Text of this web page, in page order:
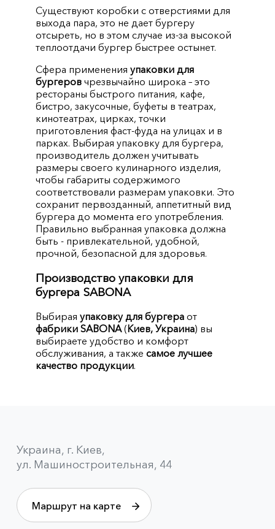
Существуют коробки с отверстиями для
выхода пара, это не дает бургеру
отсыреть, но в этом случае из-за высокой
теплоотдачи бургер быстрее остынет.
Сфера примененияупаковки для
бургеров чрезвычайно широка – это
рестораны быстрого питания, кафе,
бистро, закусочные, буфеты в театрах,
кинотеатрах, цирках, точки
приготовления фаст-фуда на улицах и в
парках. Выбирая упаковку для бургера,
производитель должен учитывать
размеры своего кулинарного изделия,
чтобы габариты содержимого
соответствовали размерам упаковки. Это
сохранит первозданный, аппетитный вид
бургера до момента его употребления.
Правильно выбранная упаковка должна
быть - привлекательной, удобной,
прочной, безопасной для здоровья.
Производство упаковки для
бургера SABONA
Выбираяупаковку для бургера от
фабрики SABONA(Киев, Украина) вы
выбираете удобство и комфорт
обслуживания, а такжесамое лучшее
качество продукции.
Украина, г. Киев,
ул. Машиностроительная, 44
Маршрут на карте